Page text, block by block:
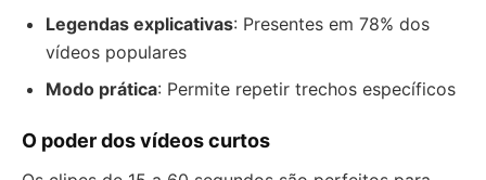
Legendas explicativas: Presentes em 78% dos
vídeos populares
Modo prática: Permite repetir trechos específicos
O poder dos vídeos curtos